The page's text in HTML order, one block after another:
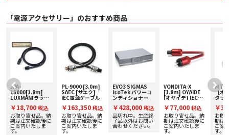
「電源アクセサリー」のおすすめ商品
JPA-
15000[1.8m]
LUXMAN[ラック
ケーブル
￥18,700 税込
お取り寄せ品。納
期は注文確認後に
ご案内いたしま
す。
PL-9000 [3.0m]
SAEC [サエク]
IEC電源ケーブル
￥163,350 税込
お取り寄せ品。納
期は注文確認後に
ご案内いたしま
す。
EVO3 SIGMAS
IsoTek パワーコ
ンディショナー
￥428,000 税込
品切れ中。生産終
了品以外はお問い
合わせください。
VONDITA-X
[1.8m] OYAIDE
[オヤイデ] IEC電
￥77,000 税込
お取り寄せ品。納
期は注文確認後に
ご案内いたしま
す。
［オ
タッ
￥
お取
期は
ご案
す。